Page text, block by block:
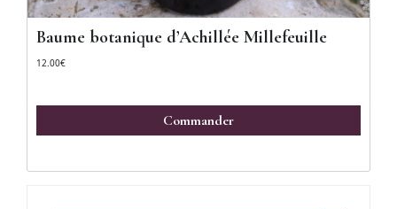
Baume botanique d’Achillée Millefeuille
12.00€
Commander